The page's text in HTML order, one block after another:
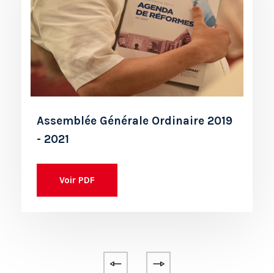
Assemblée Générale Ordinaire 2019
- 2021
Voir PDF